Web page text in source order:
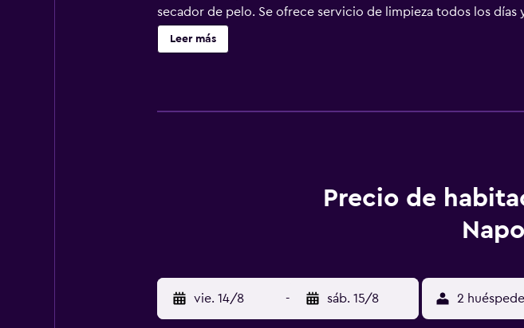
secador de pelo. Se ofrece servicio de limpieza todos los
Leer más
Precio de
vie. 14/8 - sáb. 15/8 2